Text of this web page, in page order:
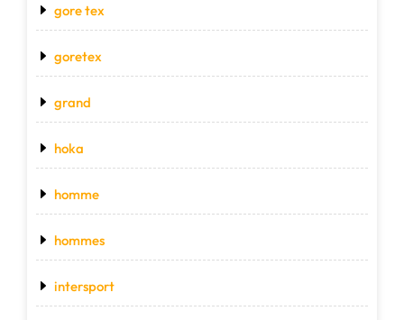
gore tex
goretex
grand
hoka
homme
hommes
intersport